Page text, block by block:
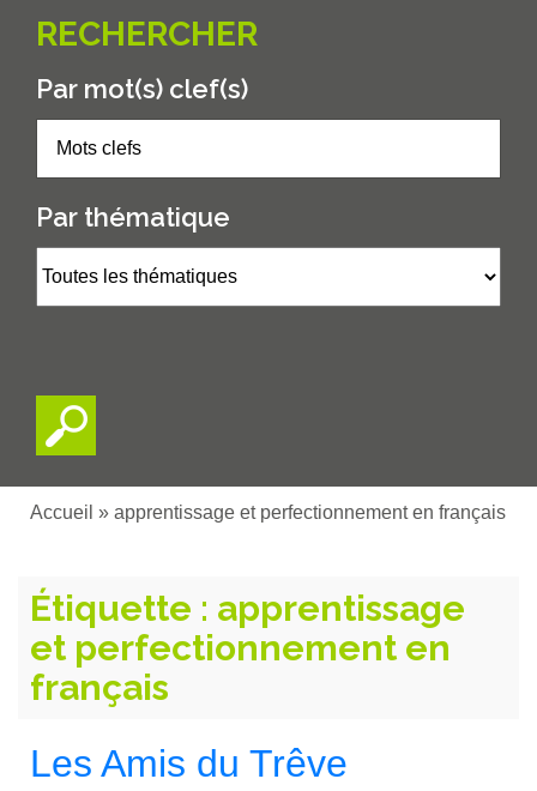
RECHERCHER
Par mot(s) clef(s)
Par thématique
Accueil » apprentissage et perfectionnement en français
Étiquette : apprentissage
et perfectionnement en
français
Les Amis du Trêve